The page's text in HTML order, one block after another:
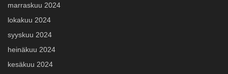
marraskuu 2024
lokakuu 2024
syyskuu 2024
heinäkuu 2024
kesäkuu 2024